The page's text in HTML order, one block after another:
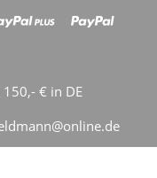
€ in DE